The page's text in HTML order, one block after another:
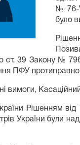
№ 76-
було
ст. 39 Закону №
ПФУ
вимоги,
Рішенням
України були